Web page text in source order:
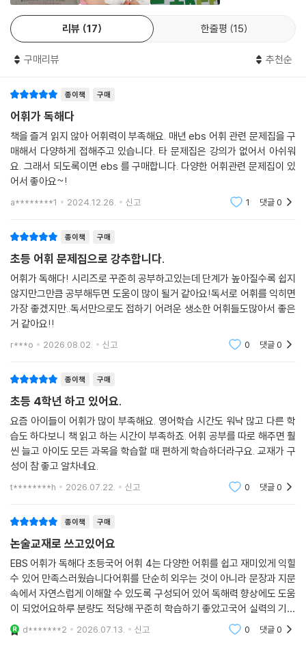
리뷰 17 한줄평 15
구매리뷰 추천순
종이책 구매
어휘가 독해다
책을 즐겨 읽지 않아 어휘력이 부족해요. 매년 ebs 어휘 관련 문제집을 구
매해서 다양하게 접해주고 있습니다. 타 문제집은 강의가 없어서 아쉬워
요. 그래서 되도록이면 ebs 를 구매합니다. 다양한 어휘관련 문제집이 있
어서 좋아요~!
a********1 2024.12.26. 신고 1 댓글0
종이책 구매
초등 어휘 문제집으로 강추합니다.
어휘가 독해다! 시리즈로 꾸준히 공부하고있는데 단계가 높아질수록 쉽지
않지만그만큼 공부해두면 도움이 많이 될거 같아요!독서로 어휘를 익히면
가장 좋겠지만..독서만으로도 접하기 어려운 생소한 어휘들도많아서 좋은
거 같아요!!
r***o 2026.08.02. 신고 0 댓글0
종이책 구매
초등 4학년 하고 있어요.
요즘 아이들이 어휘가 많이 부족해요. 영어학습 시간도 워낙 많고 다른 학
습도 하다보니 책 읽고 하는 시간이 부족하죠. 어휘 공부를 따로 해주면 훨
씬 늘고 아이도 모든 과목을 학습할 때 편하게 학습하더라구요. 교재가 구
성이 참 좋고 알차네요.
t********h 2026.07.22. 신고 0 댓글0
종이책 구매
논술교재로 쓰고있어요
EBS 어휘가 독해다 초등국어 어휘 4는 다양한 어휘를 쉽고 재미있게 익힐
수 있어 만족스러웠습니다어휘를 단순히 외우는 것이 아니라 문장과 지문
속에서 자연스럽게 이해할 수 있도록 구성되어 있어 독해력 향상에도 도움
이 되었어요하루 분량도 적당해 꾸준히 학습하기 좋았고국어 실력의 기초
를 다지는 데 유용한 교재였습니다
d*******2 2026.07.13. 신고 0 댓글0